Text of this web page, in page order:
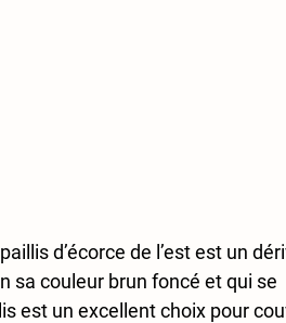
d’écorce de l’est est un
sa couleur brun foncé et qui se
est un excellent choix pour